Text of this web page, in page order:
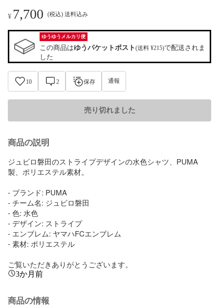
¥7,700 (税込) 送料込み
ゆうゆうメルカリ便
この商品はゆうパケットポスト(送料 ¥215)で配送されま
した
10 2 保存 通報
売り切れました
商品の説明
ジュビロ磐田のストライプデザインの水色シャツ、PUMA
製、ポリエステル素材。
- ブランド: PUMA
- チーム名: ジュビロ磐田
- 色: 水色
- デザイン: ストライプ
- エンブレム: ヤマハFCエンブレム
- 素材: ポリエステル
ご覧いただきありがとうございます。
3か月前
商品の情報